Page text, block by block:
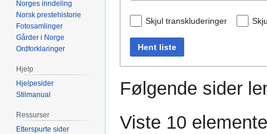
Skjul transkluderinger
Hent liste
Følgende sider
Viste 10
Norges inndeling
Norsk prestehistorie
Fotosamlinger
Gårder i Norge
Ordforklaringer
Hjelp
Hjelpesider
Stilmanual
Ressurser
Etterspurte sider